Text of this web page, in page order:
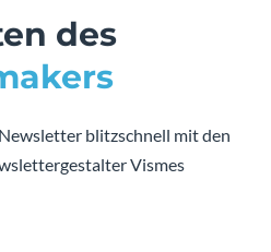
des
blitzschnell mit den
Vismes